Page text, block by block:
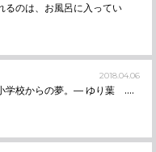
るのは、お風呂に入ってい
2018.04.06
学校からの夢。― ゆり葉 ....